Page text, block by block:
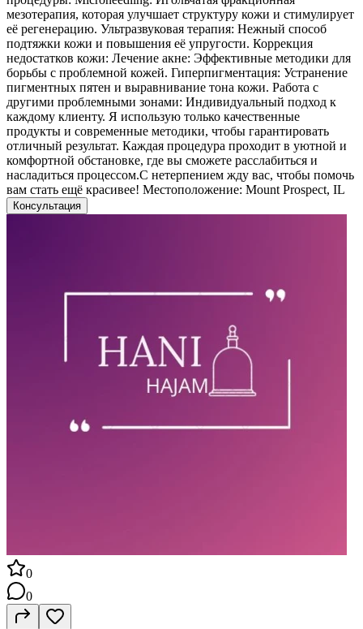
мезотерапия, которая улучшает структуру кожи и стимулирует
её регенерацию. Ультразвуковая терапия: Нежный способ
подтяжки кожи и повышения её упругости. Коррекция
недостатков кожи: Лечение акне: Эффективные методики для
борьбы с проблемной кожей. Гиперпигментация: Устранение
пигментных пятен и выравнивание тона кожи. Работа с
другими проблемными зонами: Индивидуальный подход к
каждому клиенту. Я использую только качественные
продукты и современные методики, чтобы гарантировать
отличный результат. Каждая процедура проходит в уютной и
комфортной обстановке, где вы сможете расслабиться и
насладиться процессом.С нетерпением жду вас, чтобы помочь
вам стать ещё красивее! Местоположение: Mount Prospect, IL
Консультация
0
0